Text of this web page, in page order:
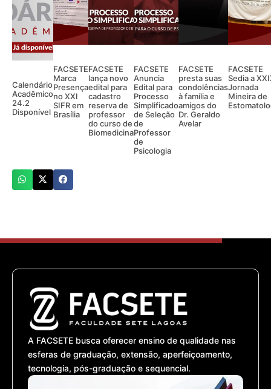
Calendário
Acadêmico
24.2
Disponível
FACSETE
Marca
Presença
no XXI
SIFR em
Brasília
FACSETE
lança novo
edital para
cadastro
reserva de
professor
do curso de
Biomedicina
FACSETE
Anuncia
Edital para
Processo
Simplificado
de Seleção
de
Professor
de
Psicologia
FACSETE
presta suas
condolências
à família e
amigos do
Dr. Geraldo
Avelar
FACSETE
Sedia a
Jornada
Mineira de
A FACSETE busca oferecer ensino de qualidade nas
esferas de graduação, extensão, aperfeiçoamento,
tecnologia, pós-graduação e sequencial.